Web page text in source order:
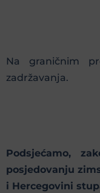
Na graničnim
zadržavanja.
Podsjećamo,
posjedovanju
i Hercegovini